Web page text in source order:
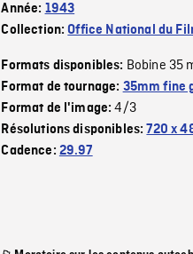
Année: 1943
Collection:Office National du
Formats disponibles: Bobine 35
Format de tournage: 35mm fine
Format de l'image:4/3
Résolutions disponibles:720 x
Cadence: 29.97